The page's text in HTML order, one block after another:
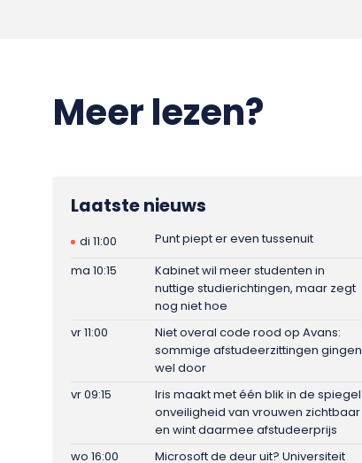
Meer lezen?
Laatste nieuws
di 11:00
Punt piept er even tussenuit
ma 10:15
Kabinet wil meer studenten in
nuttige studierichtingen, maar zegt
nog niet hoe
vr 11:00
Niet overal code rood op Avans:
sommige afstudeerzittingen gingen
wel door
vr 09:15
Iris maakt met één blik in de spiegel
onveiligheid van vrouwen zichtbaar
en wint daarmee afstudeerprijs
wo 16:00
Microsoft de deur uit? Universiteit